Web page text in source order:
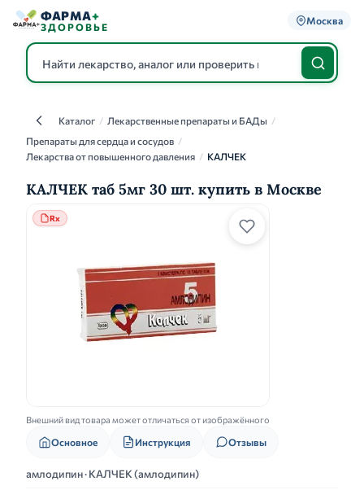
ФАРМА+
ЗДОРОВЬЕ
Москва
КаталогКаталог / Лекарственные препараты и БАДы /
Препараты для сердца и сосудов /
Лекарства от повышенного давления / КАЛЧЕК
КАЛЧЕК таб 5мг 30 шт. купить в Москве
Rx
Внешний вид товара может отличаться от изображённого
Основное Инструкция Отзывы
амлодипин · КАЛЧЕК (амлодипин)